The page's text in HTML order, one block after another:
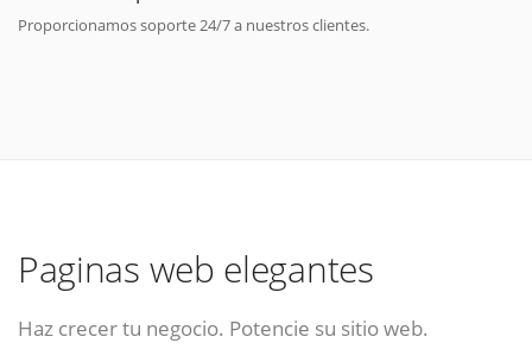
Proporcionamos soporte 24/7 a nuestros clientes.
Paginas web elegantes
Haz crecer tu negocio. Potencie su sitio web.